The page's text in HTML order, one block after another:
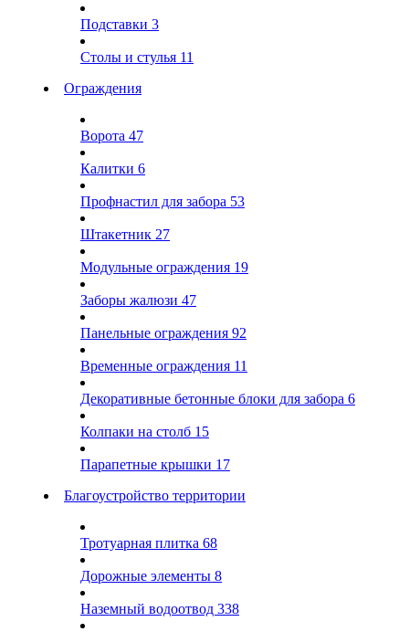
Подставки 3
Столы и стулья 11
Ограждения
Ворота 47
Калитки 6
Профнастил для забора 53
Штакетник 27
Модульные ограждения 19
Заборы жалюзи 47
Панельные ограждения 92
Временные ограждения 11
Декоративные бетонные блоки для забора 6
Колпаки на столб 15
Парапетные крышки 17
Благоустройство территории
Тротуарная плитка 68
Дорожные элементы 8
Наземный водоотвод 338